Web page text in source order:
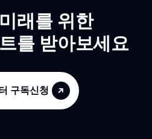
래를 위한
를 받아보세요
구독신청